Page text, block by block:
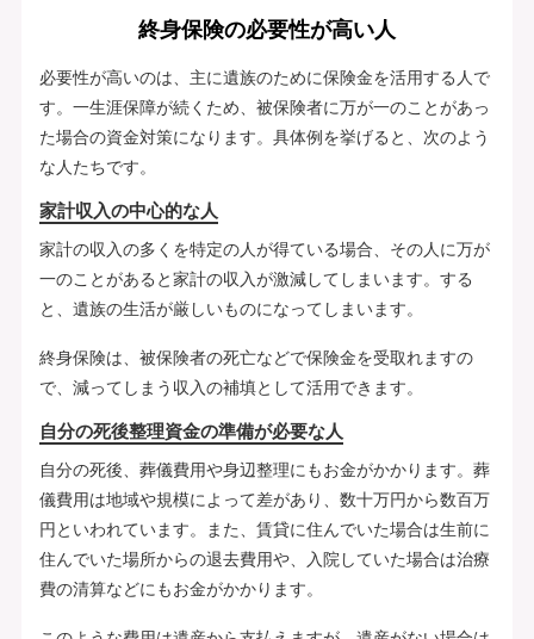
終身保険の必要性が高い人
必要性が高いのは、主に遺族のために保険金を活用する人で
す。一生涯保障が続くため、被保険者に万が一のことがあっ
た場合の資金対策になります。具体例を挙げると、次のよう
な人たちです。
家計収入の中心的な人
家計の収入の多くを特定の人が得ている場合、その人に万が
一のことがあると家計の収入が激減してしまいます。する
と、遺族の生活が厳しいものになってしまいます。
終身保険は、被保険者の死亡などで保険金を受取れますの
で、減ってしまう収入の補填として活用できます。
自分の死後整理資金の準備が必要な人
自分の死後、葬儀費用や身辺整理にもお金がかかります。葬
儀費用は地域や規模によって差があり、数十万円から数百万
円といわれています。また、賃貸に住んでいた場合は生前に
住んでいた場所からの退去費用や、入院していた場合は治療
費の清算などにもお金がかかります。